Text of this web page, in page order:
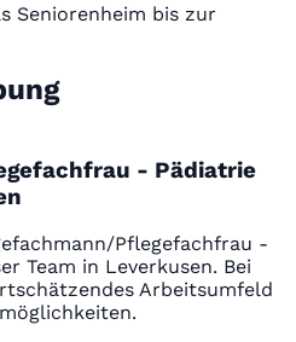
Seniorenheim bis zur
- Pädiatrie
Pflegefachfrau -
Team in Leverkusen. Bei
Arbeitsumfeld